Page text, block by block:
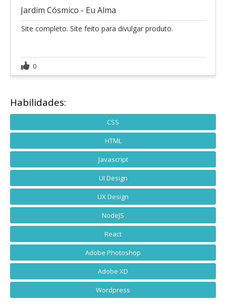
Jardim Cósmico - Eu Alma
Site completo. Site feito para divulgar produto.
0
Habilidades:
CSS
HTML
Javascript
UI Design
UX Design
NodeJS
React
Adobe Photoshop
Adobe XD
Wordpress